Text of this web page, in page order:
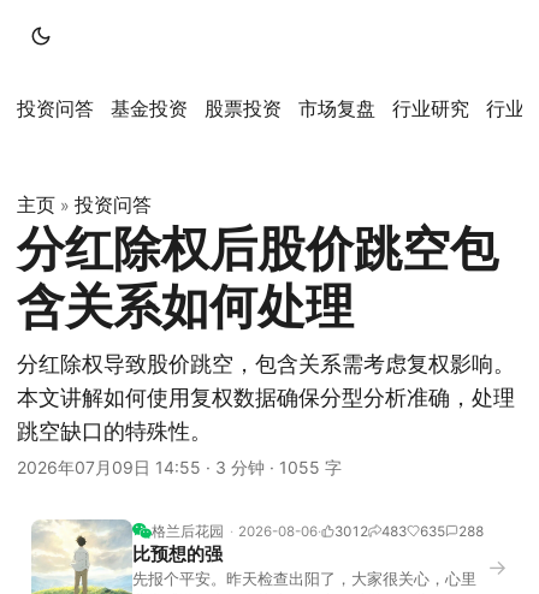
投资问答 基金投资 股票投资 市场复盘 行业研究 行业
主页 » 投资问答
分红除权后股价跳空包
含关系如何处理
分红除权导致股价跳空，包含关系需考虑复权影响。
本文讲解如何使用复权数据确保分型分析准确，处理
跳空缺口的特殊性。
2026年07月09日 14:55 · 3 分钟 · 1055 字
格兰后花园 2026-08-06 3012 483 635 288
比预想的强
先报个平安。昨天检查出阳了，大家很关心，心里
→